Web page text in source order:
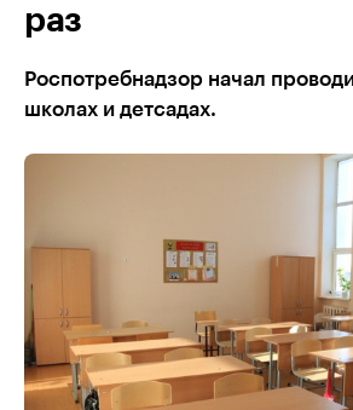
раз
Роспотребнадзор начал
школах и детсадах.